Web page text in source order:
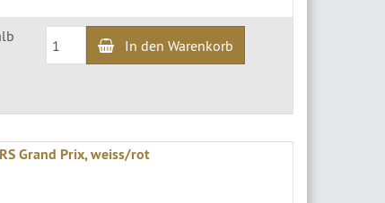
In den Warenkorb
Grand Prix, weiss/rot